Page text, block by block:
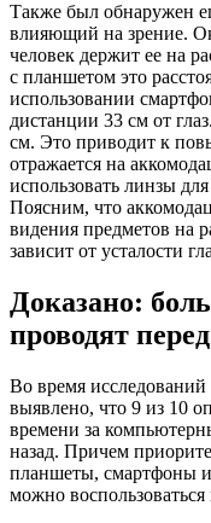
Также был обнаружен
влияющий на зрение.
человек держит ее на
с планшетом это
использовании
дистанции 33 см от
см. Это приводит к
отражается на
использовать линзы
Поясним, что
видения предметов на
зависит от усталости
Доказано:
проводят
Во время
выявлено, что 9 из 10
времени за
назад. Причем
планшеты, смартфоны
можно